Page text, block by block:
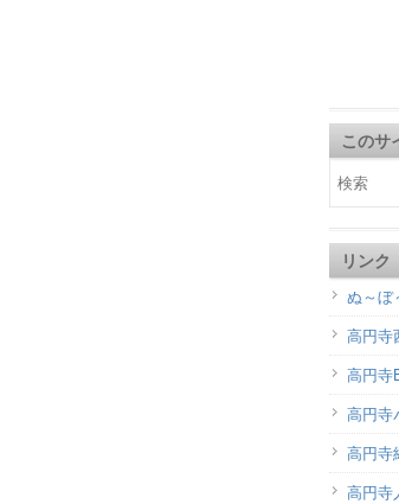
このサ
リンク
ぬ～ぼ
高円寺
高円寺
高円寺
高円寺
高円寺